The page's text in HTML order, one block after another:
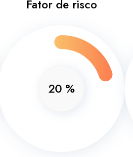
Fator de risco
20%